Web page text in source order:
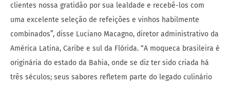
clientes nossa gratidão por sua lealdade e recebê-los com
uma excelente seleção de refeições e vinhos habilmente
combinados”, disse Luciano Macagno, diretor administrativo da
América Latina, Caribe e sul da Flórida. “A moqueca brasileira é
originária do estado da Bahia, onde se diz ter sido criada há
três séculos; seus sabores refletem parte do legado culinário